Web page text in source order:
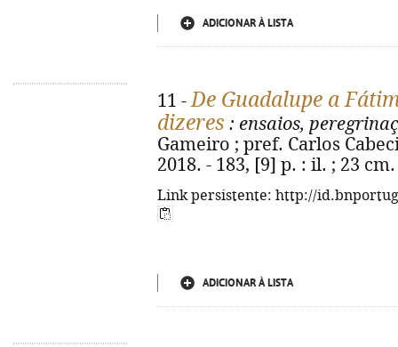
ADICIONAR À LISTA
11 -De Guadalupe a
dizeres : ensaios,
Gameiro ; pref. Carlos
2018. - 183, [9] p. : il. ; 23
Link persistente: http://
ADICIONAR À LISTA